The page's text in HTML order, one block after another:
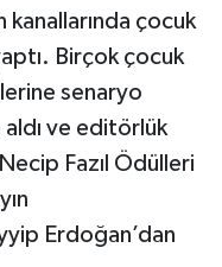
çocuk
Birçok çocuk
senaryo
aldı ve editörlük
Fazıl Ödülleri
Erdoğan’dan